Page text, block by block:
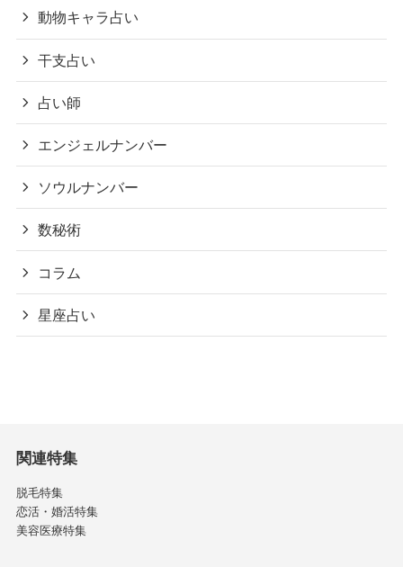
動物キャラ占い
干支占い
占い師
エンジェルナンバー
ソウルナンバー
数秘術
コラム
星座占い
関連特集
脱毛特集
恋活・婚活特集
美容医療特集